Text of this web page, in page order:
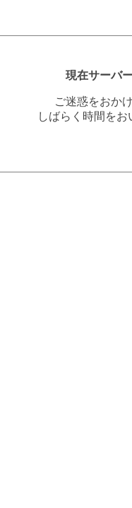
現在サーバ
ご迷惑をおか
しばらく時間を